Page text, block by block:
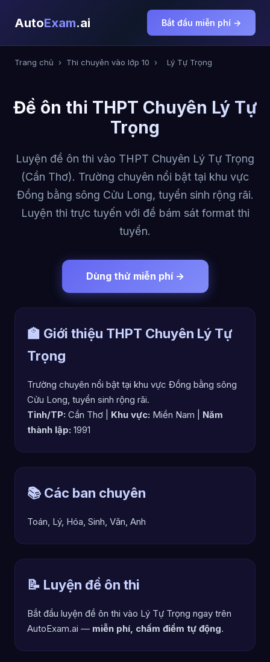
AutoExam.ai Bắt đầu miễn phí →
Trang chủ › Thi chuyên vào lớp 10 › Lý Tự Trọng
Đề ôn thi THPT Chuyên Lý Tự
Trọng
Luyện đề ôn thi vào THPT Chuyên Lý Tự Trọng
(Cần Thơ). Trường chuyên nổi bật tại khu vực
Đồng bằng sông Cửu Long, tuyển sinh rộng rãi.
Luyện thi trực tuyến với đề bám sát format thi
tuyển.
Dùng thử miễn phí →
🏫 Giới thiệu THPT Chuyên Lý Tự
Trọng
Trường chuyên nổi bật tại khu vực Đồng bằng sông
Cửu Long, tuyển sinh rộng rãi.
Tỉnh/TP: Cần Thơ | Khu vực: Miền Nam | Năm
thành lập: 1991
📚 Các ban chuyên
Toán, Lý, Hóa, Sinh, Văn, Anh
📝 Luyện đề ôn thi
Bắt đầu luyện đề ôn thi vào Lý Tự Trọng ngay trên
AutoExam.ai — miễn phí, chấm điểm tự động.